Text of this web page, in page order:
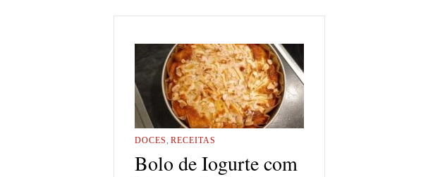
DOCES, RECEITAS
Bolo de Iogurte com